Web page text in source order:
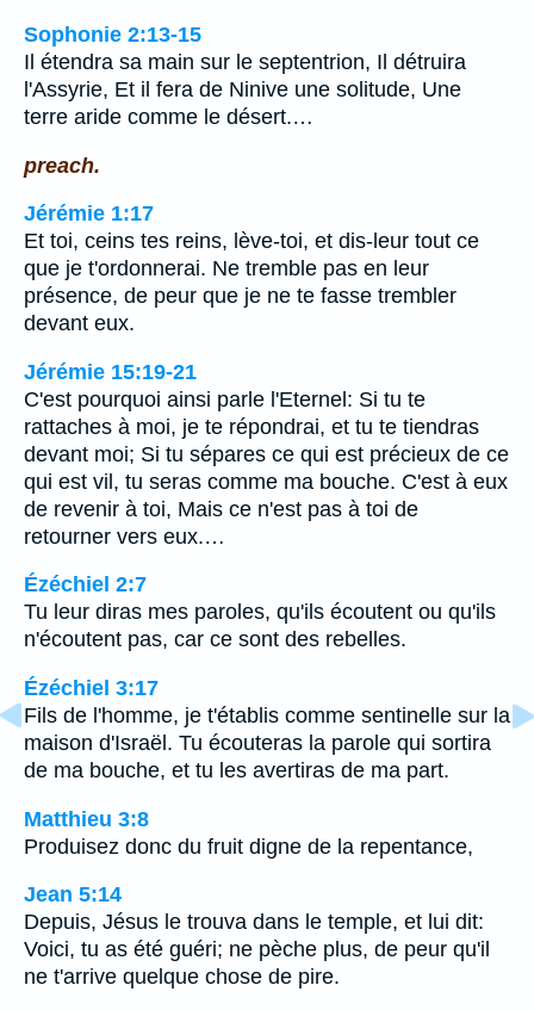
Sophonie 2:13-15
Il étendra sa main sur le septentrion, Il détruira
l'Assyrie, Et il fera de Ninive une solitude, Une
terre aride comme le désert.…
preach.
Jérémie 1:17
Et toi, ceins tes reins, lève-toi, et dis-leur tout ce
que je t'ordonnerai. Ne tremble pas en leur
présence, de peur que je ne te fasse trembler
devant eux.
Jérémie 15:19-21
C'est pourquoi ainsi parle l'Eternel: Si tu te
rattaches à moi, je te répondrai, et tu te tiendras
devant moi; Si tu sépares ce qui est précieux de ce
qui est vil, tu seras comme ma bouche. C'est à eux
de revenir à toi, Mais ce n'est pas à toi de
retourner vers eux.…
Ézéchiel 2:7
Tu leur diras mes paroles, qu'ils écoutent ou qu'ils
n'écoutent pas, car ce sont des rebelles.
Ézéchiel 3:17
Fils de l'homme, je t'établis comme sentinelle sur la
maison d'Israël. Tu écouteras la parole qui sortira
de ma bouche, et tu les avertiras de ma part.
Matthieu 3:8
Produisez donc du fruit digne de la repentance,
Jean 5:14
Depuis, Jésus le trouva dans le temple, et lui dit:
Voici, tu as été guéri; ne pèche plus, de peur qu'il
ne t'arrive quelque chose de pire.